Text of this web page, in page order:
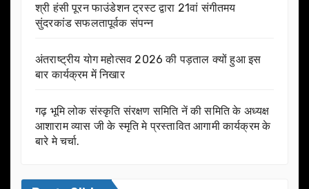
श्री हंसी पूरन फाउंडेशन ट्रस्ट द्वारा 21वां संगीतमय
सुंदरकांड सफलतापूर्वक संपन्न
अंतराष्ट्रीय योग महोत्सव 2026 की पड़ताल क्यों हुआ इस
बार कार्यक्रम में निखार
गढ़ भूमि लोक संस्कृति संरक्षण समिति नें की समिति के अध्यक्ष
आशाराम व्यास जी के स्मृति मे प्रस्तावित आगामी कार्यक्रम के
बारे मे चर्चा.